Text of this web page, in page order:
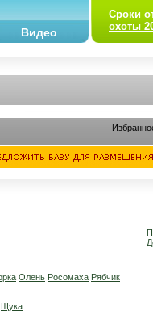
Видео
Сроки
охоты
Олень Росомаха Рябчик
Щука